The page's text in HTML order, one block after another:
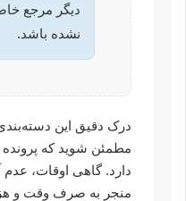
دیگر مرجع
نشده باشد.
درک دقیق این
مطمئن شوید که
دارد. گاهی اوقات، عدم
منجر به صرف وقت و